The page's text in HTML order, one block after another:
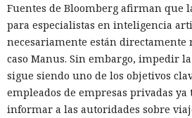
Fuentes de Bloomberg afirman que
para especialistas en inteligencia
necesariamente están directamente
caso Manus. Sin embargo, impedir
sigue siendo uno de los objetivos
empleados de empresas privadas
informar a las autoridades sobre